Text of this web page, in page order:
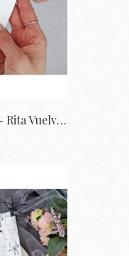
Pan De Tissu - Octobre - Rita Vuelve A...